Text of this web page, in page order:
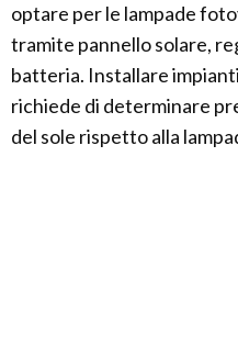
optare per le lampade
tramite pannello solare,
batteria. Installare
richiede di determinare
del sole rispetto alla